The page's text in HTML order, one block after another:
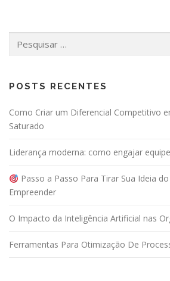
por:
POSTS RECENTES
Como Criar um Diferencial Competitivo
Saturado
Liderança moderna: como engajar
Passo a Passo Para Tirar Sua Ideia
Empreender
O Impacto da Inteligência Artificial nas
Ferramentas Para Otimização De